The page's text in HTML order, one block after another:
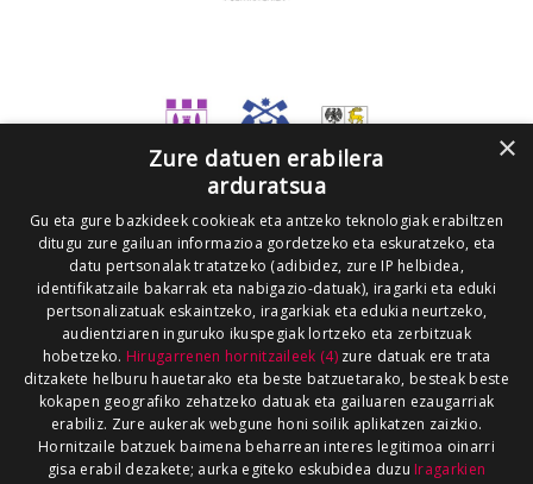
×
Zure datuen erabilera
arduratsua
Gu eta gure bazkideek cookieak eta antzeko teknologiak erabiltzen
ditugu zure gailuan informazioa gordetzeko eta eskuratzeko, eta
datu pertsonalak tratatzeko (adibidez, zure IP helbidea,
identifikatzaile bakarrak eta nabigazio-datuak), iragarki eta eduki
pertsonalizatuak eskaintzeko, iragarkiak eta edukia neurtzeko,
audientziaren inguruko ikuspegiak lortzeko eta zerbitzuak
hobetzeko. Hirugarrenen hornitzaileek (4)zure datuak ere trata
ditzakete helburu hauetarako eta beste batzuetarako, besteak beste
kokapen geografiko zehatzeko datuak eta gailuaren ezaugarriak
erabiliz. Zure aukerak webgune honi soilik aplikatzen zaizkio.
Hornitzaile batzuek baimena beharrean interes legitimoa oinarri
gisa erabil dezakete; aurka egiteko eskubidea duzu Iragarkien